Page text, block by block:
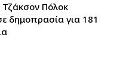
Τζάκσον Πόλοκ
δημοπρασία για 181